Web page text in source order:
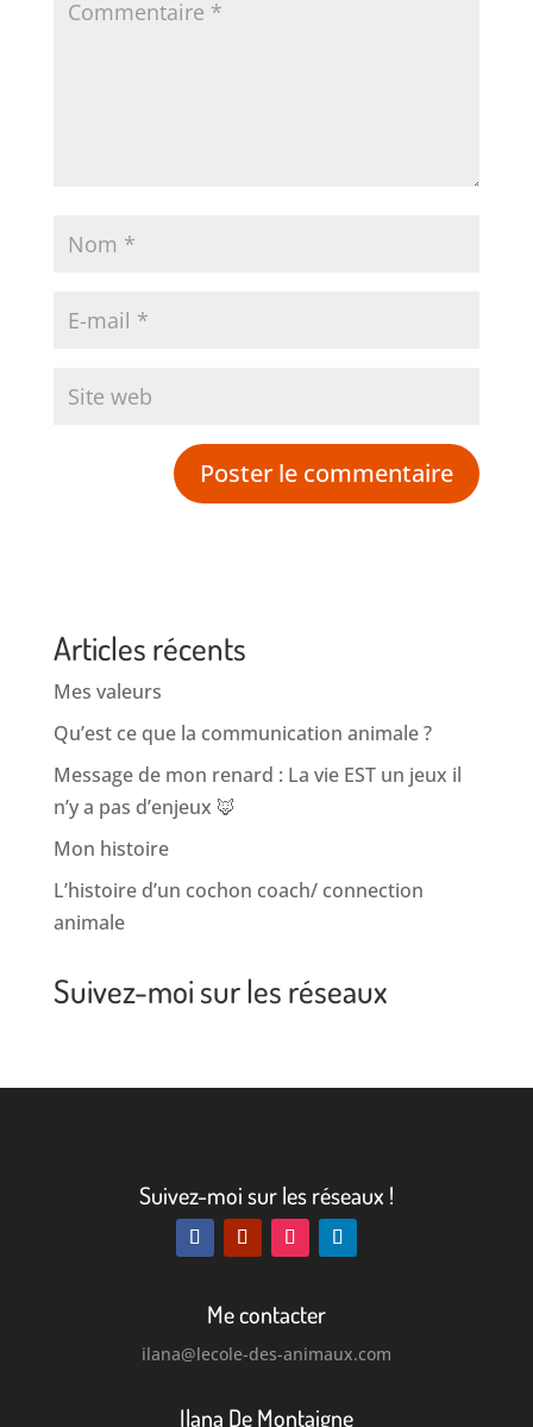
Articles récents
Mes valeurs
Qu’est ce que la communication animale ?
Message de mon renard : La vie EST un jeux il
n’y a pas d’enjeux 🦊
Mon histoire
L’histoire d’un cochon coach/ connection
animale
Suivez-moi sur les réseaux
Suivez-moi sur les réseaux !
Me contacter
ilana@lecole-des-animaux.com
Ilana De Montaigne